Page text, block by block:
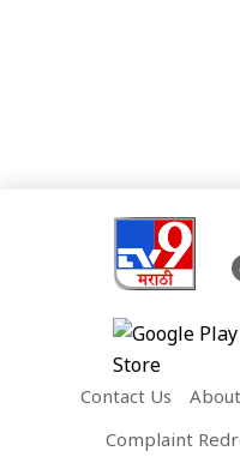
Contact Us
Complaint